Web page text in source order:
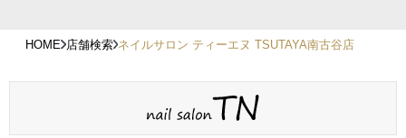
HOME 店舗検索 ネイルサロン ティーエヌ TSUTAYA南古谷店